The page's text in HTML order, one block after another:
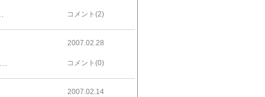
コメント(2)
2007.02.28
コメント(0)
2007.02.14